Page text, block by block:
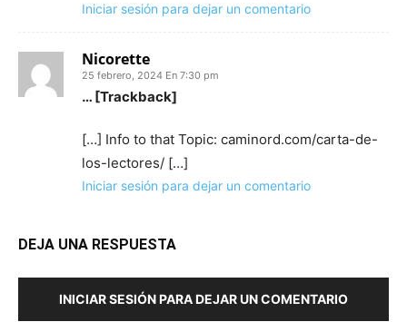
Iniciar sesión para dejar un comentario
Nicorette
25 febrero, 2024 En 7:30 pm
… [Trackback]
[…] Info to that Topic: caminord.com/carta-de-
los-lectores/ […]
Iniciar sesión para dejar un comentario
DEJA UNA RESPUESTA
INICIAR SESIÓN PARA DEJAR UN COMENTARIO